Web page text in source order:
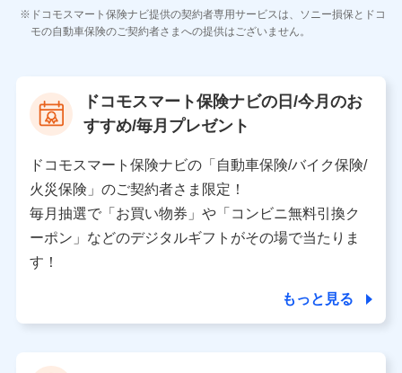
当社
当社又は株式会社NTTドコモが提供する保険関連サービ
スにおけるユーザ登録受付および管理のため
を受けている保険会社・提携会社の保険その他に関する
情報を提供するため、また維持管理等の委託業務遂行の
ため、またそれらに付帯、関連する当社、株式会社NTT
ドコモおよび提携会社のサービスを案内、提供するため
（各サービスで取得したサービス利用履歴、ウェブサイ
トの閲覧履歴、購買履歴、ご契約内容等のパーソナルデ
ータを分析して、お客さまの趣味・嗜好・傾向に応じた
上記に係る案内・手続き・管理等付帯業務を行うため
ドコモスマート保険ナビ提供の契約者専用サービスは、ソニー損保とドコ
モの自動車保険のご契約者さまへの提供はございません。
ドコモスマート保険ナビの日/今月のお
すすめ/毎月プレゼント
ドコモスマート保険ナビの「自動車保険/バイク保険/
火災保険」のご契約者さま限定！
毎月抽選で「お買い物券」や「コンビニ無料引換ク
ーポン」などのデジタルギフトがその場で当たりま
す！
もっと見る